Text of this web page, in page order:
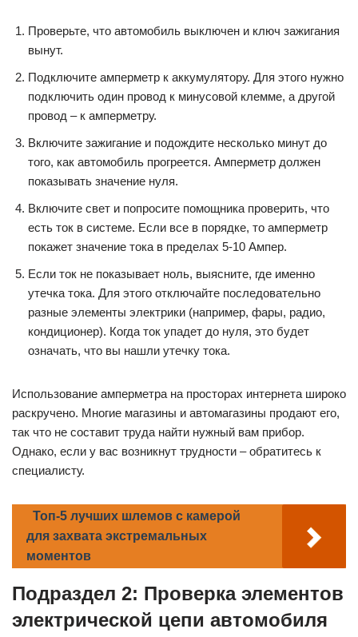
Проверьте, что автомобиль выключен и ключ зажигания
вынут.
Подключите амперметр к аккумулятору. Для этого нужно
подключить один провод к минусовой клемме, а другой
провод – к амперметру.
Включите зажигание и подождите несколько минут до
того, как автомобиль прогреется. Амперметр должен
показывать значение нуля.
Включите свет и попросите помощника проверить, что
есть ток в системе. Если все в порядке, то амперметр
покажет значение тока в пределах 5-10 Ампер.
Если ток не показывает ноль, выясните, где именно
утечка тока. Для этого отключайте последовательно
разные элементы электрики (например, фары, радио,
кондиционер). Когда ток упадет до нуля, это будет
означать, что вы нашли утечку тока.
Использование амперметра на просторах интернета широко
раскручено. Многие магазины и автомагазины продают его,
так что не составит труда найти нужный вам прибор.
Однако, если у вас возникнут трудности – обратитесь к
специалисту.
Топ-5 лучших шлемов с камерой
для захвата экстремальных
моментов
Подраздел 2: Проверка элементов
электрической цепи автомобиля